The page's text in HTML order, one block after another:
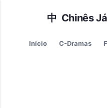
Pular para o
Início C-Dramas